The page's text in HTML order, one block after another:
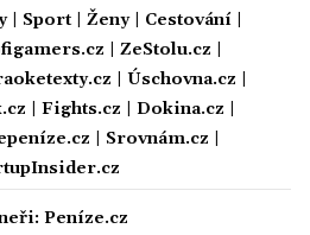
| Sport| Ženy| Cestování|
ZeStolu.cz
Úschovna.cz
Fights.cz Dokina.cz
Srovnám.cz
Peníze.cz